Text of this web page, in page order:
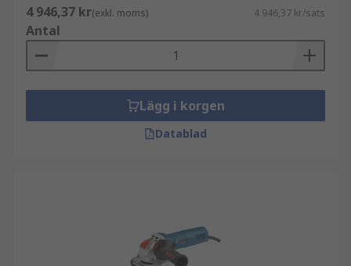
4 946,37 kr(exkl. moms) 4 946,37 kr/sats
Antal
Lägg i korgen
Datablad